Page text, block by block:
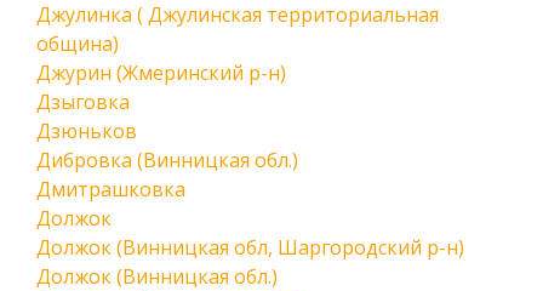
Джулинка ( Джулинская территориальная
община)
Джурин (Жмеринский р-н)
Дзыговка
Дзюньков
Дибровка (Винницкая обл.)
Дмитрашковка
Должок
Должок (Винницкая обл, Шаргородский р-н)
Должок (Винницкая обл.)